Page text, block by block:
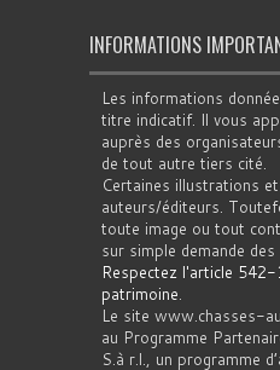
INFORMATIONS
Les informations
titre indicatif. Il vous
auprès des
de tout autre tiers cité.
Certaines illustrations
auteurs/éditeurs.
toute image ou tout
sur simple demande
Respectez l'article 542-
patrimoine.
Le site www.chasses-
au Programme
S.à r.l., un programme